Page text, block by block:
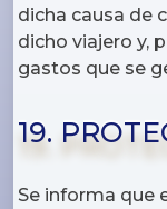
dicha causa de
dicho viajero y,
gastos que se
19.
Se informa que